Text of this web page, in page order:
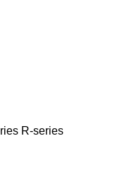
R-series